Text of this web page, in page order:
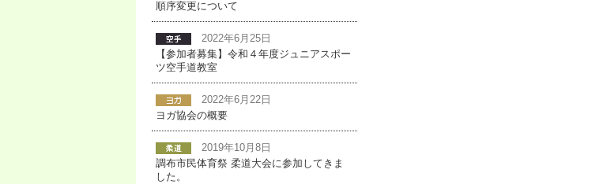
順序変更について
2022年6月25日
【参加者募集】令和４年度ジュニアスポー
ツ空手道教室
2022年6月22日
ヨガ協会の概要
2019年10月8日
調布市民体育祭 柔道大会に参加してきま
した。